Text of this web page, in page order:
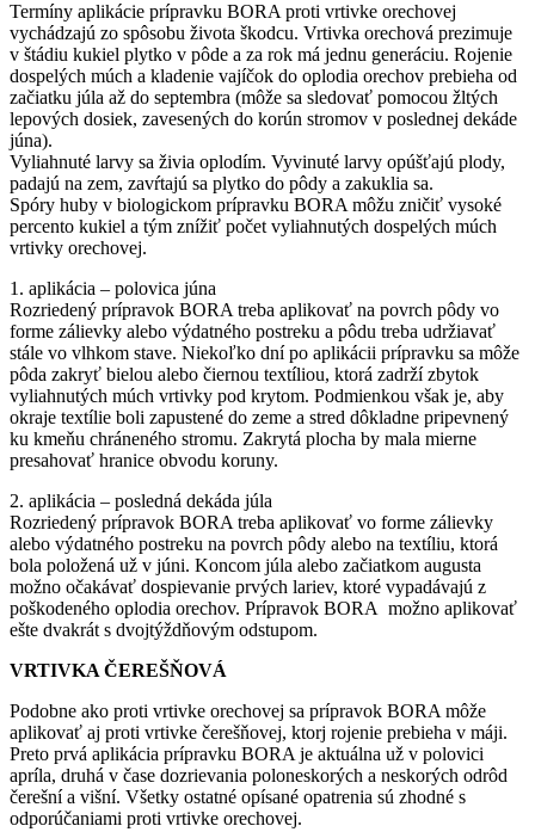
Termíny aplikácie prípravku BORA proti vrtivke orechovej
vychádzajú zo spôsobu života škodcu. Vrtivka orechová prezimuje
v štádiu kukiel plytko v pôde a za rok má jednu generáciu. Rojenie
dospelých múch a kladenie vajíčok do oplodia orechov prebieha od
začiatku júla až do septembra (môže sa sledovať pomocou žltých
lepových dosiek, zavesených do korún stromov v poslednej dekáde
júna).
Vyliahnuté larvy sa živia oplodím. Vyvinuté larvy opúšťajú plody,
padajú na zem, zavŕtajú sa plytko do pôdy a zakuklia sa.
Spóry huby v biologickom prípravku BORA môžu zničiť vysoké
percento kukiel a tým znížiť počet vyliahnutých dospelých múch
vrtivky orechovej.
1. aplikácia – polovica júna
Rozriedený prípravok BORA treba aplikovať na povrch pôdy vo
forme zálievky alebo výdatného postreku a pôdu treba udržiavať
stále vo vlhkom stave. Niekoľko dní po aplikácii prípravku sa môže
pôda zakryť bielou alebo čiernou textíliou, ktorá zadrží zbytok
vyliahnutých múch vrtivky pod krytom. Podmienkou však je, aby
okraje textílie boli zapustené do zeme a stred dôkladne pripevnený
ku kmeňu chráneného stromu. Zakrytá plocha by mala mierne
presahovať hranice obvodu koruny.
2. aplikácia – posledná dekáda júla
Rozriedený prípravok BORA treba aplikovať vo forme zálievky
alebo výdatného postreku na povrch pôdy alebo na textíliu, ktorá
bola položená už v júni. Koncom júla alebo začiatkom augusta
možno očakávať dospievanie prvých lariev, ktoré vypadávajú z
poškodeného oplodia orechov. Prípravok BORA možno aplikovať
ešte dvakrát s dvojtýždňovým odstupom.
VRTIVKA ČEREŠŇOVÁ
Podobne ako proti vrtivke orechovej sa prípravok BORA môže
aplikovať aj proti vrtivke čerešňovej, ktorj rojenie prebieha v máji.
Preto prvá aplikácia prípravku BORA je aktuálna už v polovici
apríla, druhá v čase dozrievania poloneskorých a neskorých odrôd
čerešní a višní. Všetky ostatné opísané opatrenia sú zhodné s
odporúčaniami proti vrtivke orechovej.